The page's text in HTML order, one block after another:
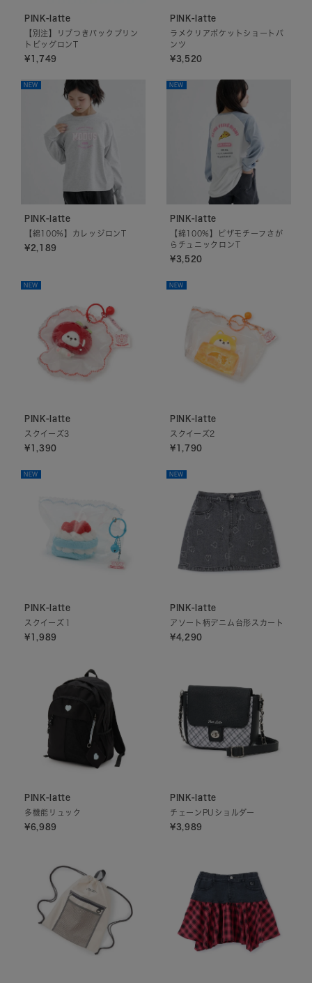
PINK-latte
【別注】リブつきバックプリン
トビッグロンT
¥1,749
PINK-latte
ラメクリアポケットショートパ
ンツ
¥3,520
NEW
PINK-latte
【綿100%】カレッジロンT
¥2,189
NEW
PINK-latte
【綿100%】ピザモチーフさが
らチュニックロンT
¥3,520
NEW
PINK-latte
スクイーズ3
¥1,390
NEW
PINK-latte
スクイーズ2
¥1,790
NEW
PINK-latte
スクイーズ１
¥1,989
NEW
PINK-latte
アソート柄デニム台形スカート
¥4,290
PINK-latte
多機能リュック
¥6,989
PINK-latte
チェーンPUショルダー
¥3,989